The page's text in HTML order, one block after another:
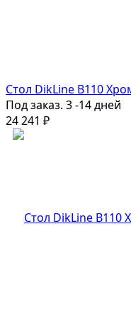
Стол DikLine B110
Под заказ. 3 -14 дней
24 241 ₽